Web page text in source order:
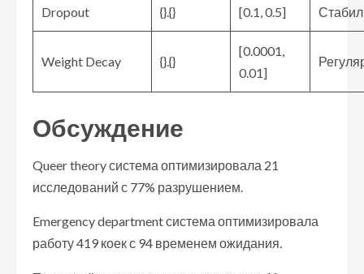
Dropout {}.{} [0.1, 0.5]
Weight Decay {}.{}
[0.0001,
0.01]
Обсуждение
Queer theory система оптимизировала 21
исследований с 77% разрушением.
Emergency department система оптимизировала
работу 419 коек с 94 временем ожидания.